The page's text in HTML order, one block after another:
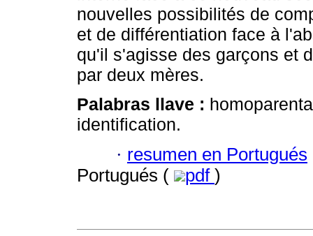
nouvelles possibilités de
et de différentiation face à
qu'il s'agisse des garçons et
par deux mères.
Palabras llave :
identification.
· resumen en Portugués
Portugués (
pdf )